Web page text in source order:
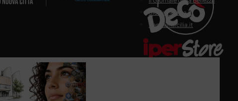
Siciliamedica.it
Sanitainsicilia.it